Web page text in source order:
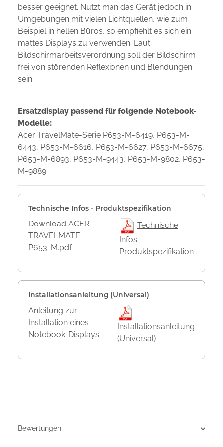
besser geeignet. Nutzt man das Gerät jedoch in
Umgebungen mit vielen Lichtquellen, wie zum
Beispiel in hellen Büros, so empfiehlt es sich ein
mattes Displays zu verwenden. Laut
Bildschirmarbeitsverordnung soll der Bildschirm
frei von störenden Reflexionen und Blendungen
sein.
Ersatzdisplay passend für folgende Notebook-
Modelle:
Acer TravelMate-Serie P653-M-6419, P653-M-
6443, P653-M-6616, P653-M-6627, P653-M-6675,
P653-M-6893, P653-M-9443, P653-M-9802, P653-
M-9889
Technische Infos - Produktspezifikation
Download ACER
TRAVELMATE
P653-M.pdf
Technische
Infos -
Produktspezifikation
Installationsanleitung (Universal)
Anleitung zur
Installation eines
Notebook-Displays
Installationsanleitung
(Universal)
Bewertungen